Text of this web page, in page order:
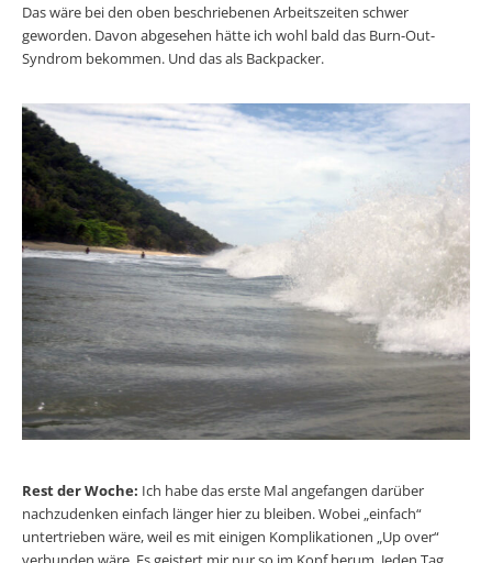
Das wäre bei den oben beschriebenen Arbeitszeiten schwer
geworden. Davon abgesehen hätte ich wohl bald das Burn-Out-
Syndrom bekommen. Und das als Backpacker.
Rest der Woche: Ich habe das erste Mal angefangen darüber
nachzudenken einfach länger hier zu bleiben. Wobei „einfach“
untertrieben wäre, weil es mit einigen Komplikationen „Up over“